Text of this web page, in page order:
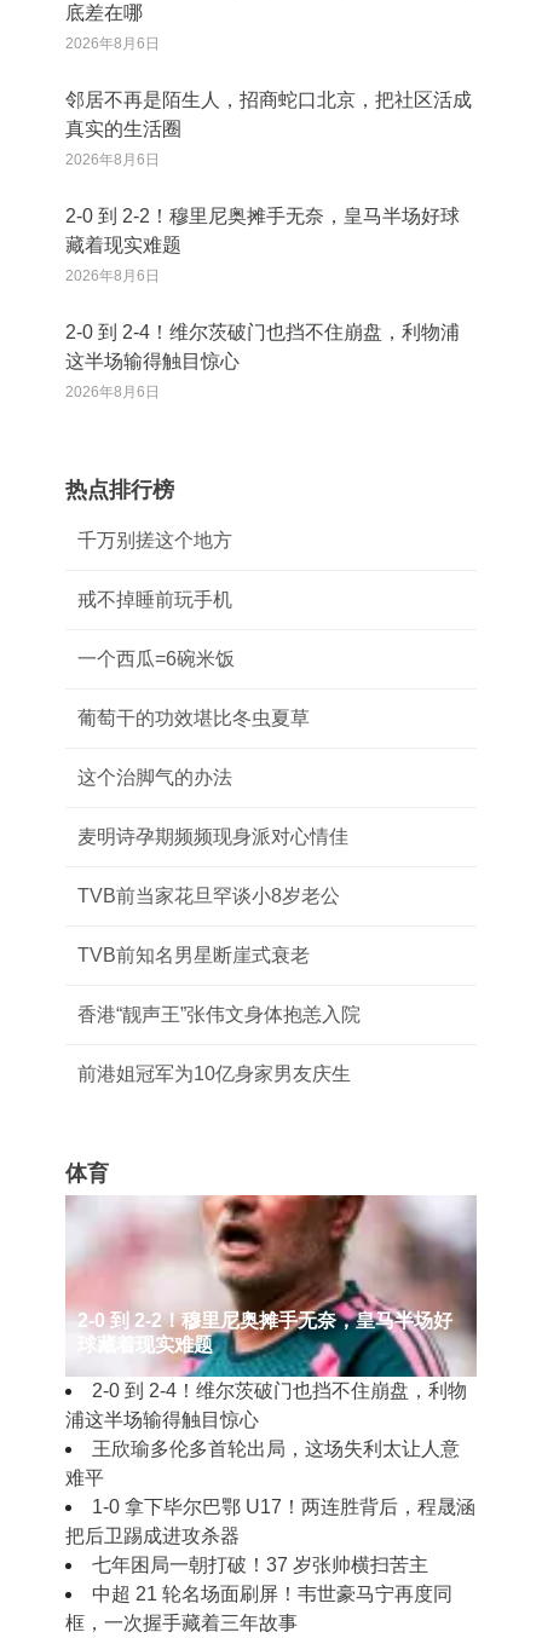
底差在哪
2026年8月6日
邻居不再是陌生人，招商蛇口北京，把社区活成
真实的生活圈
2026年8月6日
2‑0 到 2‑2！穆里尼奥摊手无奈，皇马半场好球
藏着现实难题
2026年8月6日
2‑0 到 2‑4！维尔茨破门也挡不住崩盘，利物浦
这半场输得触目惊心
2026年8月6日
热点排行榜
千万别搓这个地方
戒不掉睡前玩手机
一个西瓜=6碗米饭
葡萄干的功效堪比冬虫夏草
这个治脚气的办法
麦明诗孕期频频现身派对心情佳
TVB前当家花旦罕谈小8岁老公
TVB前知名男星断崖式衰老
香港“靓声王”张伟文身体抱恙入院
前港姐冠军为10亿身家男友庆生
体育
2‑0 到 2‑2！穆里尼奥摊手无奈，皇马半场好
球藏着现实难题
2‑0 到 2‑4！维尔茨破门也挡不住崩盘，利物
浦这半场输得触目惊心
王欣瑜多伦多首轮出局，这场失利太让人意
难平
1‑0 拿下毕尔巴鄂 U17！两连胜背后，程晟涵
把后卫踢成进攻杀器
七年困局一朝打破！37 岁张帅横扫苦主
中超 21 轮名场面刷屏！韦世豪马宁再度同
框，一次握手藏着三年故事